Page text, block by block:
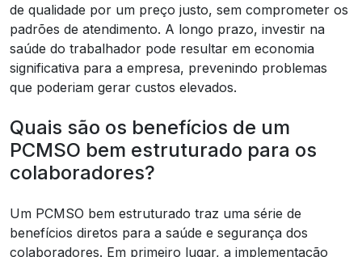
de qualidade por um preço justo, sem comprometer os
padrões de atendimento. A longo prazo, investir na
saúde do trabalhador pode resultar em economia
significativa para a empresa, prevenindo problemas
que poderiam gerar custos elevados.
Quais são os benefícios de um
PCMSO bem estruturado para os
colaboradores?
Um PCMSO bem estruturado traz uma série de
benefícios diretos para a saúde e segurança dos
colaboradores. Em primeiro lugar, a implementação